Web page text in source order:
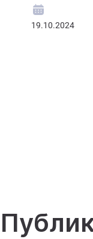
19.10.2024